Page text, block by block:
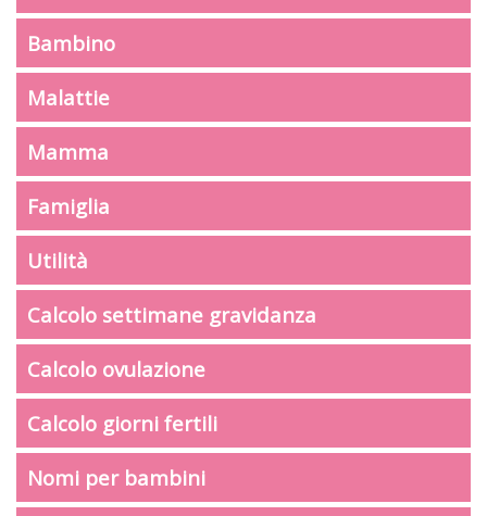
Bambino
Malattie
Mamma
Famiglia
Utilità
Calcolo settimane gravidanza
Calcolo ovulazione
Calcolo giorni fertili
Nomi per bambini